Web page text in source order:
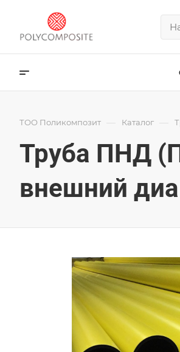
ТОО Поликомпозит — Каталог —
Труба ПНД
внешний